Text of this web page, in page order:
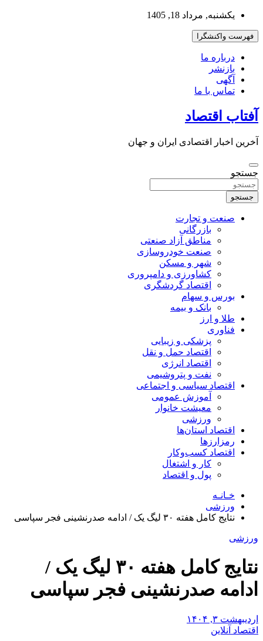
بروید
یکشنبه, مرداد 18, 1405
فهرست واکنشگرا
درباره ما
بازنشر
آگهی
تماس با ما
آفتاب اقتصاد
آخرین اخبار اقتصادی ایران و جهان
جستجو
جستجو
صنعت و تجارت
بازرگانی
مناطق آزاد صنعتی
صنعت خودروسازی
شهر و مسکن
کشاورزی و دامپروری
اقتصاد گردشگری
بورس و سهام
بانک و بیمه
طلا و ارز
فناوری
پزشکی و زیبایی
اقتصاد حمل و نقل
اقتصاد انرژی
نفت و پتروشیمی
اقتصاد سیاسی و اجتماعی
آموزش عمومی
معیشت خانوار
ورزشی
اقتصاد استان‌ها
رمزارزها
اقتصاد کسب‌و‌کار
کار و اشتغال
پول و اقتصاد
خـانـه
ورزشی
نتایج کامل هفته ۳۰ لیگ یک / ادامه صدرنشینی فجر سپاسی
ورزشی
نتایج کامل هفته ۳۰ لیگ یک /
ادامه صدرنشینی فجر سپاسی
اردیبهشت ۳, ۱۴۰۴
اقتصاد آنلاین